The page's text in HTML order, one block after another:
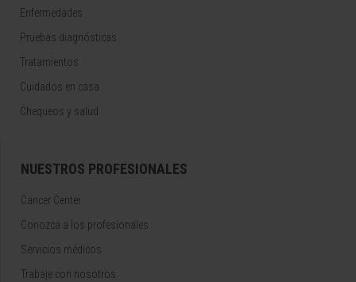
Enfermedades
Pruebas diagnósticas
Tratamientos
Cuidados en casa
Chequeos y salud
NUESTROS PROFESIONALES
Cancer Center
Conozca a los profesionales
Servicios médicos
Trabaje con nosotros